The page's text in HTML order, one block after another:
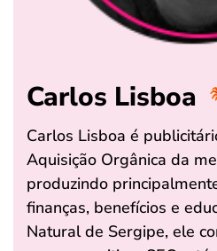
Carlos Lisboa
Carlos Lisboa é
Aquisição Orgânica da
produzindo
finanças, benefícios e
Natural de Sergipe, ele